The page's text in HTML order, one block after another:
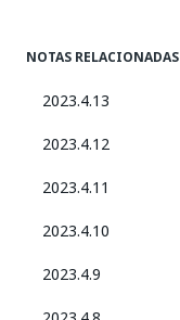
NOTAS RELACIONADAS
2023.4.13
2023.4.12
2023.4.11
2023.4.10
2023.4.9